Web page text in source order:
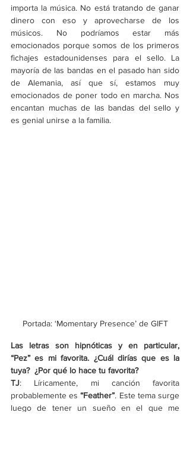
importa la música. No está tratando de ganar
dinero con eso y aprovecharse de los
músicos. No podríamos estar más
emocionados porque somos de los primeros
fichajes estadounidenses para el sello. La
mayoría de las bandas en el pasado han sido
de Alemania, así que sí, estamos muy
emocionados de poner todo en marcha. Nos
encantan muchas de las bandas del sello y
es genial unirse a la familia.
Portada: ‘Momentary Presence’ de GIFT
Las letras son hipnóticas y en particular,
“Pez” es mi favorita. ¿Cuál dirías que es la
tuya?  ¿Por qué lo hace tu favorita?
TJ: Líricamente, mi canción favorita
probablemente es “Feather”. Este tema surge
luego de tener un sueño en el que me